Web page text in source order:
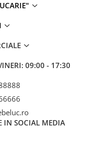
09:00 - 17:30
IN SOCIAL MEDIA